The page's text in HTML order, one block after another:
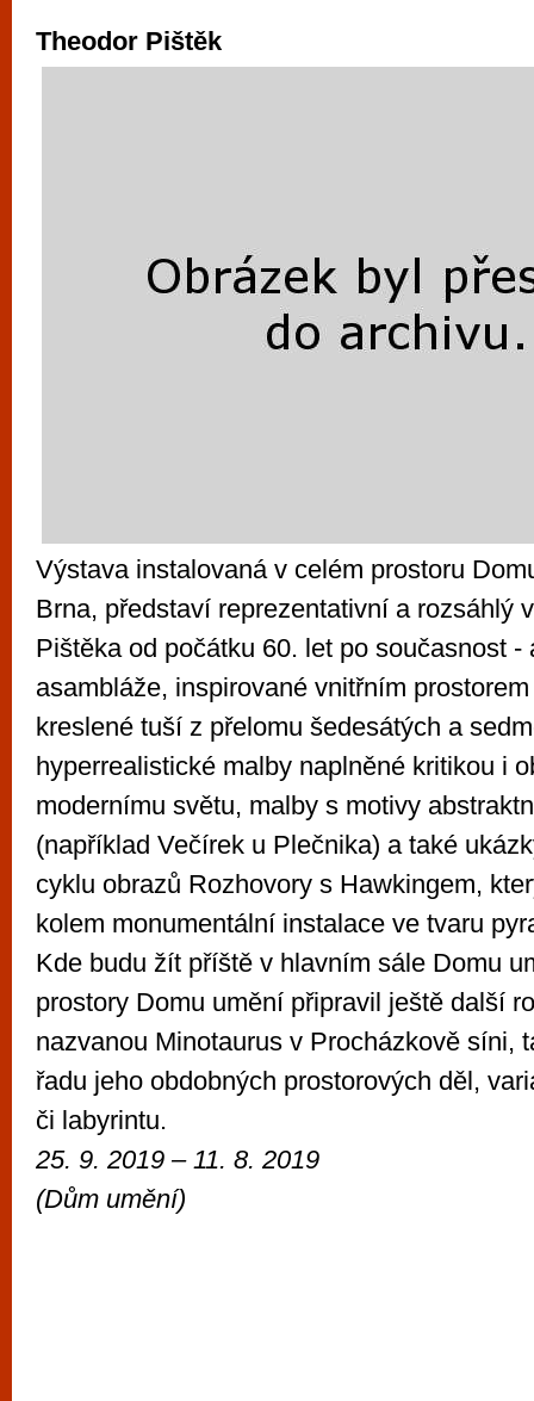
Theodor Pištěk
Výstava instalovaná v celém prostoru
Brna, představí reprezentativní a rozsáhlý
Pištěka od počátku 60. let po současnost -
asambláže, inspirované vnitřním
kreslené tuší z přelomu šedesátých a
hyperrealistické malby naplněné kritikou i
modernímu světu, malby s motivy
(například Večírek u Plečnika) a také
cyklu obrazů Rozhovory s Hawkingem,
kolem monumentální instalace ve tvaru
Kde budu žít příště v hlavním sále Domu
prostory Domu umění připravil ještě další
nazvanou Minotaurus v Procházkově síni,
řadu jeho obdobných prostorových děl,
či labyrintu.
25. 9. 2019 – 11. 8. 2019
(Dům umění)